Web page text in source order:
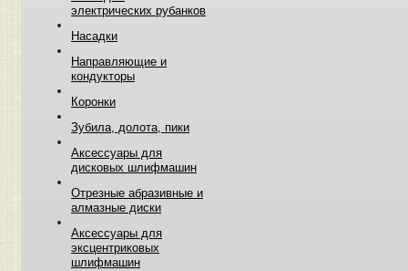
электрических рубанков
Насадки
Направляющие и
кондукторы
Коронки
Зубила, долота, пики
Аксессуары для
дисковых шлифмашин
Отрезные абразивные и
алмазные диски
Аксессуары для
эксцентриковых
шлифмашин